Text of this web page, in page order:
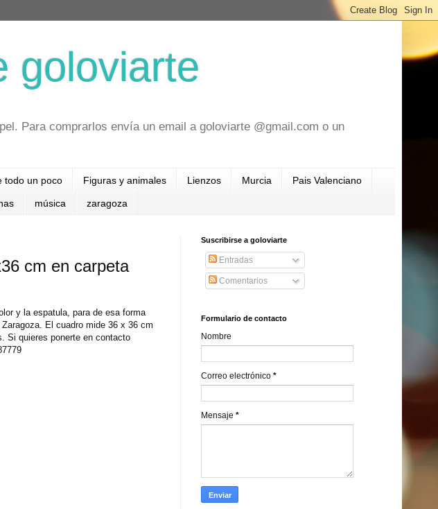
goloviarte
Para comprarlos envía un email a goloviarte @gmail.com o un
todo un poco Figuras y animales Lienzos Murcia Pais Valenciano
música zaragoza
cm en carpeta
y la espatula, para de esa forma
El cuadro mide 36 x 36 cm
Si quieres ponerte en contacto
Suscribirse a goloviarte
Entradas
Comentarios
Formulario de contacto
Nombre
Correo electrónico *
Mensaje *